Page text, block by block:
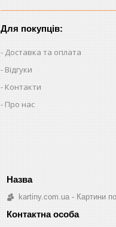
Для покупців:
Доставка та оплата
Відгуки
Контакти
Про нас
kartiny.com.ua - Картини